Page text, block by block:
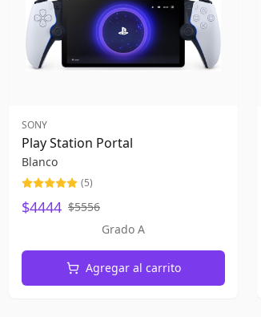
SONY
Play Station Portal
Blanco
(5)
$4444 $5556
Grado A
Agregar al carrito